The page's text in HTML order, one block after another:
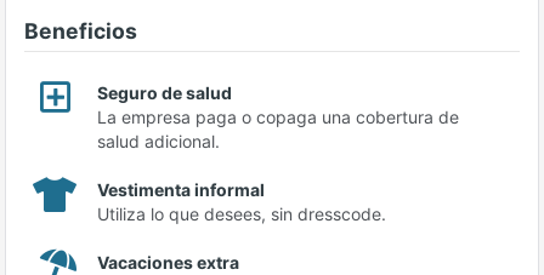
Beneficios
Seguro de salud
La empresa paga o copaga una cobertura de
salud adicional.
Vestimenta informal
Utiliza lo que desees, sin dresscode.
Vacaciones extra